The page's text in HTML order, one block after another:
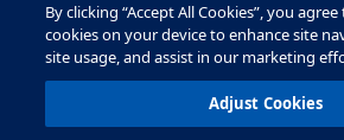
Suivez OPTEX Security EMEA
By clicking “Accept All Cookies”, you
cookies on your device to enhance site
site usage, and assist in our marketing
Adjust Cookies